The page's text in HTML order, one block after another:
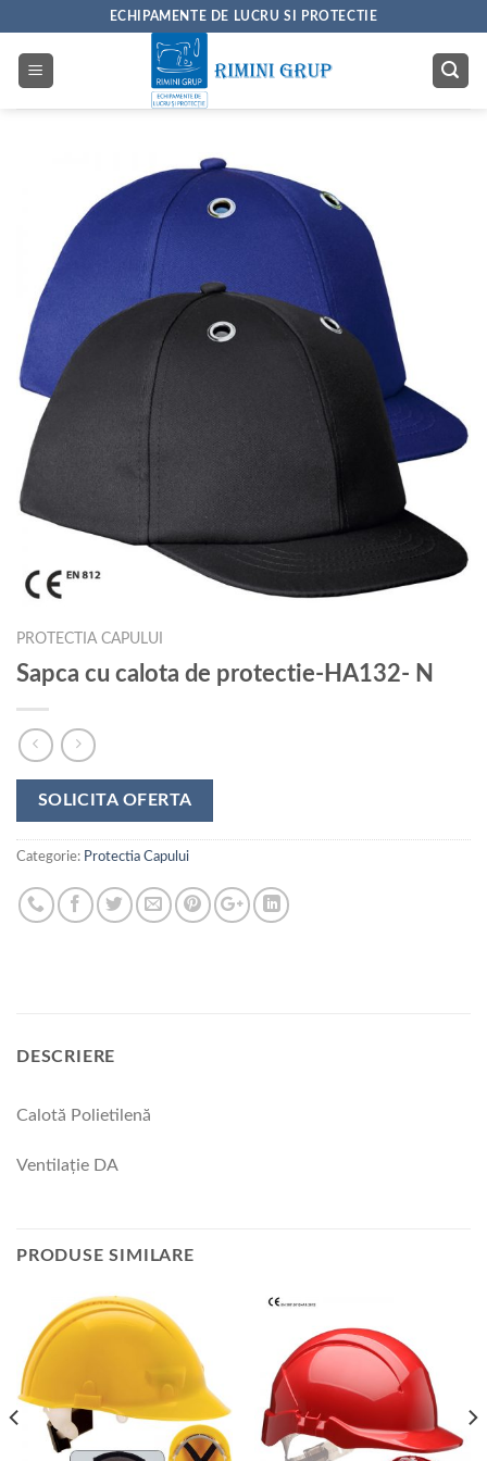
content
ECHIPAMENTE DE LUCRU SI PROTECTIE
PROTECTIA CAPULUI
Sapca cu calota de protectie-HA132- N
SOLICITA OFERTA
Categorie: Protectia Capului
DESCRIERE
Calotă Polietilenă
Ventilaţie DA
PRODUSE SIMILARE